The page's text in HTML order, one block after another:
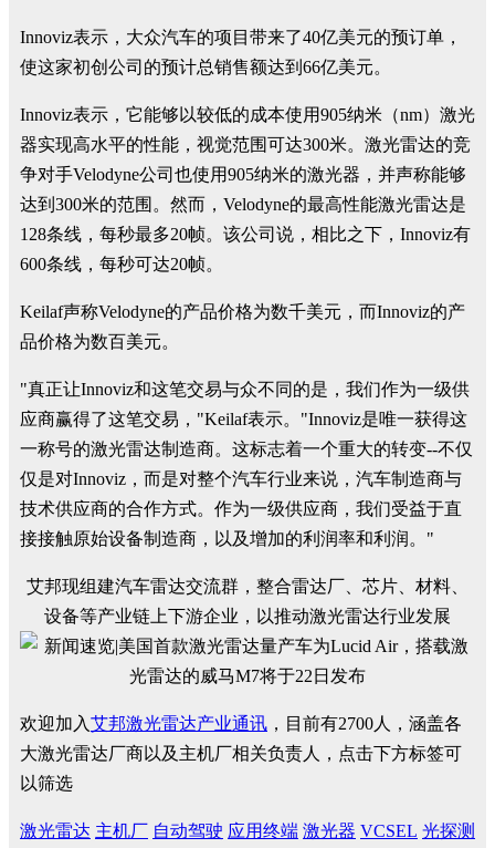
Innoviz表示，大众汽车的项目带来了40亿美元的预订单，
使这家初创公司的预计总销售额达到66亿美元。
Innoviz表示，它能够以较低的成本使用905纳米（nm）激光
器实现高水平的性能，视觉范围可达300米。激光雷达的竞
争对手Velodyne公司也使用905纳米的激光器，并声称能够
达到300米的范围。然而，Velodyne的最高性能激光雷达是
128条线，每秒最多20帧。该公司说，相比之下，Innoviz有
600条线，每秒可达20帧。
Keilaf声称Velodyne的产品价格为数千美元，而Innoviz的产
品价格为数百美元。
"真正让Innoviz和这笔交易与众不同的是，我们作为一级供
应商赢得了这笔交易，"Keilaf表示。"Innoviz是唯一获得这
一称号的激光雷达制造商。这标志着一个重大的转变--不仅
仅是对Innoviz，而是对整个汽车行业来说，汽车制造商与
技术供应商的合作方式。作为一级供应商，我们受益于直
接接触原始设备制造商，以及增加的利润率和利润。"
艾邦现组建汽车雷达交流群，整合雷达厂、芯片、材料、
设备等产业链上下游企业，以推动激光雷达行业发展
欢迎加入艾邦激光雷达产业通讯 ，目前有2700人，涵盖各
大激光雷达厂商以及主机厂相关负责人，点击下方标签可
以筛选
激光雷达 主机厂 自动驾驶 应用终端 激光器 VCSEL 光探测